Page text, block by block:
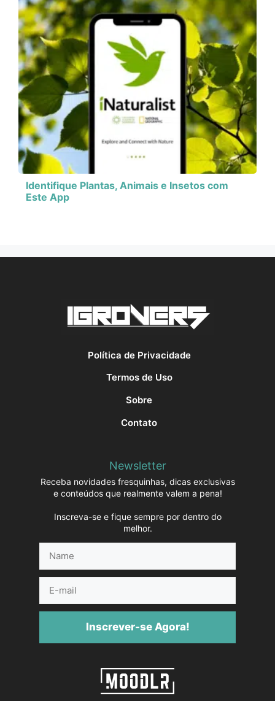
Identifique Plantas, Animais e Insetos com
Este App
Política de Privacidade
Termos de Uso
Sobre
Contato
Newsletter
Receba novidades fresquinhas, dicas exclusivas
e conteúdos que realmente valem a pena!
Inscreva-se e fique sempre por dentro do
melhor.
mail
Inscrever-se Agora!